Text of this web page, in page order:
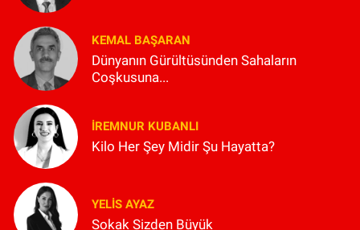
KEMAL BAŞARAN
Dünyanın Gürültüsünden Sahaların
Coşkusuna...
İREMNUR KUBANLI
Kilo Her Şey Midir Şu Hayatta?
YELIS AYAZ
Sokak Sizden Büyük